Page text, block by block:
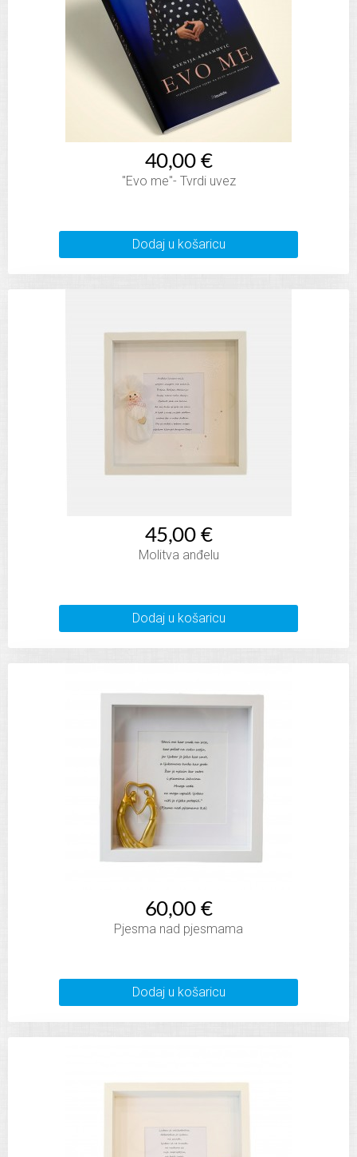
40,00 €
"Evo me"- Tvrdi uvez
Dodaj u košaricu
45,00 €
Molitva anđelu
Dodaj u košaricu
60,00 €
Pjesma nad pjesmama
Dodaj u košaricu